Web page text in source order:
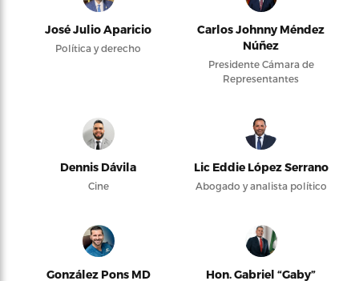
José Julio Aparicio
Política y derecho
Carlos Johnny Méndez
Núñez
Presidente Cámara de
Representantes
Dennis Dávila
Cine
Lic Eddie López Serrano
Abogado y analista político
González Pons MD
Hon. Gabriel “Gaby”